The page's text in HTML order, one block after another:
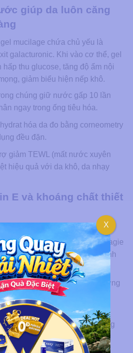
giúp da luôn căng
mucilage chứa chủ yếu là
galacturonic. Khi vào cơ thể, gel
hấp thu glucose, tăng độ ẩm nội
giảm biểu hiện nếp khô.
chúng giữ nước gấp 10 lần
ngay trong ống tiêu hóa.
hóa da đo bằng corneometry
đều đặn.
giảm TEWL (mất nước xuyên
hiệu quả với da khô, da nhạy
E và khoáng chất thiết
chống oxy hóa, loại hạt này
quan trọng gồm zinc, selen, magie
trực tiếp tham gia vào quá trình
bã nhờn, thúc đẩy lành thương
bào da mới.
của enzyme glutathione
DNA tế bào da khỏi tổn thương
X